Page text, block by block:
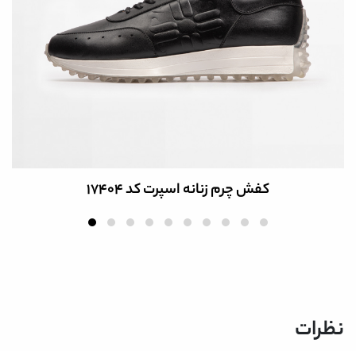
کفش چرم زنانه اسپرت کد 17404
نظرات